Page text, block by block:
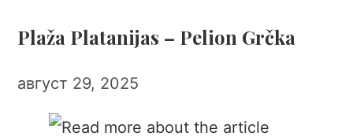
Plaža Platanijas – Pelion Grčka
август 29, 2025